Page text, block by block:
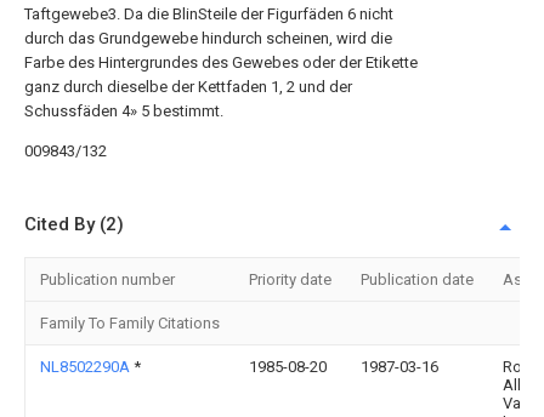
Taftgewebe3. Da die BlinSteile der Figurfäden 6 nicht
durch das Grundgewebe hindurch scheinen, wird die
Farbe des Hintergrundes des Gewebes oder der Etikette
ganz durch dieselbe der Kettfaden 1, 2 und der
Schussfäden 4» 5 bestimmt.
009843/132
Cited By (2)
Publication number Priority date Publication date
Family To Family Citations
NL8502290A * 1985-08-20 1987-03-16
Allard
Van